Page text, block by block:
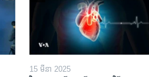
15 មីនា 2025